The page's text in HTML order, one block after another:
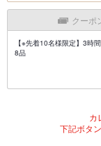
クーポ
【※先着10名様限定】3時
8品
カ
下記ボタ